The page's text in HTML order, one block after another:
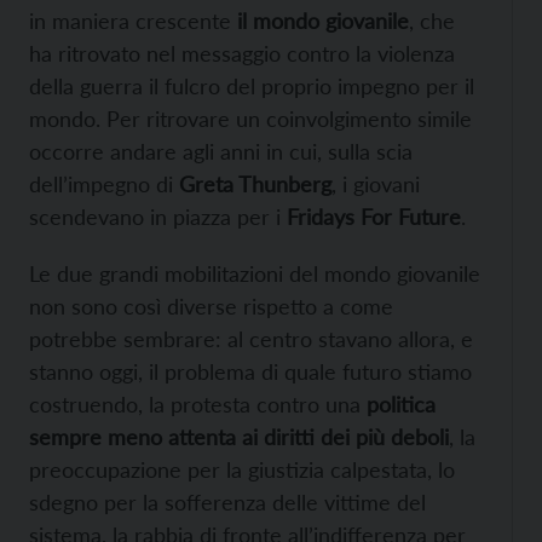
in maniera crescente il mondo giovanile , che
ha ritrovato nel messaggio contro la violenza
della guerra il fulcro del proprio impegno per il
mondo. Per ritrovare un coinvolgimento simile
occorre andare agli anni in cui, sulla scia
dell’impegno di Greta Thunberg , i giovani
scendevano in piazza per i Fridays For Future.
Le due grandi mobilitazioni del mondo giovanile
non sono così diverse rispetto a come
potrebbe sembrare: al centro stavano allora, e
stanno oggi, il problema di quale futuro stiamo
costruendo, la protesta contro una politica
sempre meno attenta ai diritti dei più deboli , la
preoccupazione per la giustizia calpestata, lo
sdegno per la sofferenza delle vittime del
sistema, la rabbia di fronte all’indifferenza per